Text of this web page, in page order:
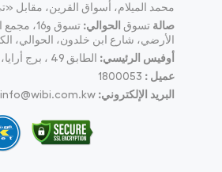
محمد الميلام، أسواق القرين، مقابل
صالة تسوق الحوالي:
تسوق و16،
الأرضي، شارع ابن خلدون، الحوالي،
أوفيس الرئيسي: الطابق 49 ، برج أرايا، الكويت ، الكويت
عميل : 1800053
البريد الإلكتروني: info@wibi.com.kw